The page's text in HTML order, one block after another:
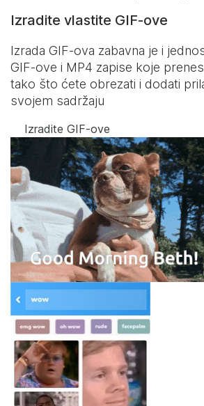
Izradite vlastite GIF-ove
Izrada GIF-ova zabavna je i
GIF-ove i MP4 zapise koje
tako što ćete obrezati i dodati
svojem sadržaju
Izradite GIF-ove